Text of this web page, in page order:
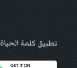
تطبيق كلمة الحياة